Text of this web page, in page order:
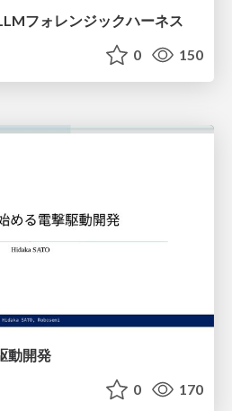
フォレンジックハーネス
0 150
動開発
0 170